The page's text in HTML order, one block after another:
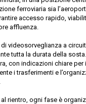
ferroviaria sia
accesso rapido,
affluenza.
videosorveglianza a
tutta la durata della
con indicazioni chiare per
i trasferimenti e
rientro, ogni fase è